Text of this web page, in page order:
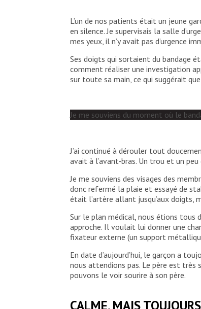
L’un de nos patients était un jeune
en silence. Je supervisais la salle
mes yeux, il n’y avait pas d’urgence
Ses doigts qui sortaient du bandage
comment réaliser une investigation
sur toute sa main, ce qui suggérait
Je me souviens du moment où le
J’ai continué à dérouler tout
avait à l’avant-bras. Un trou et un
Je me souviens des visages des
donc refermé la plaie et essayé de
était l’artère allant jusqu’aux doigts,
Sur le plan médical, nous étions tous
approche. Il voulait lui donner une
fixateur externe (un support
En date d’aujourd’hui, le garçon a
nous attendions pas. Le père est très
pouvons le voir sourire à son père.
CALME, MAIS